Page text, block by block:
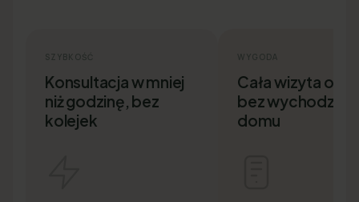
SZYBKOŚĆ
Konsultacja w mniej
niż godzinę, bez
kolejek
WYGODA
Cała wizyta
bez
domu